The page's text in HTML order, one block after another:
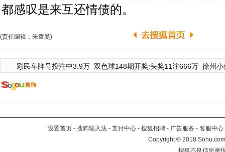
都感叹是来互还情债的。
(责任编辑：朱童曼)
彩民车牌号投注中3.9万 双色球148期开奖:头奖11注666万 徐州
设置首页 - 搜狗输入法 - 支付中心 - 搜狐招聘 - 广告服务 - 客服中心
Copyright©2018
搜狐不良信息举